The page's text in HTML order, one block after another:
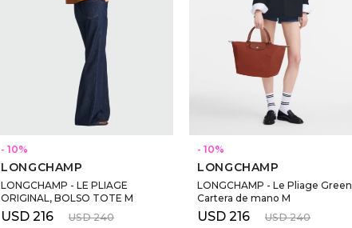
10
LONGCHAMP
LONGCHAMP - LE PLIAGE
ORIGINAL, BOLSO TOTE M
USD 216 USD 240
10
LONGCHAMP
LONGCHAMP - Le Pliage Green
Cartera de mano M
USD 216 USD 240